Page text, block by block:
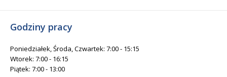
Godziny pracy
Poniedziałek, Środa, Czwartek: 7:00 - 15:15
Wtorek: 7:00 - 16:15
Piątek: 7:00 - 13:00